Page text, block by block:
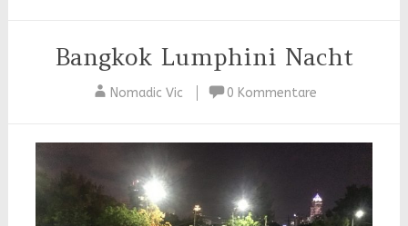
Bangkok Lumphini Nacht
Nomadic Vic 0 Kommentare